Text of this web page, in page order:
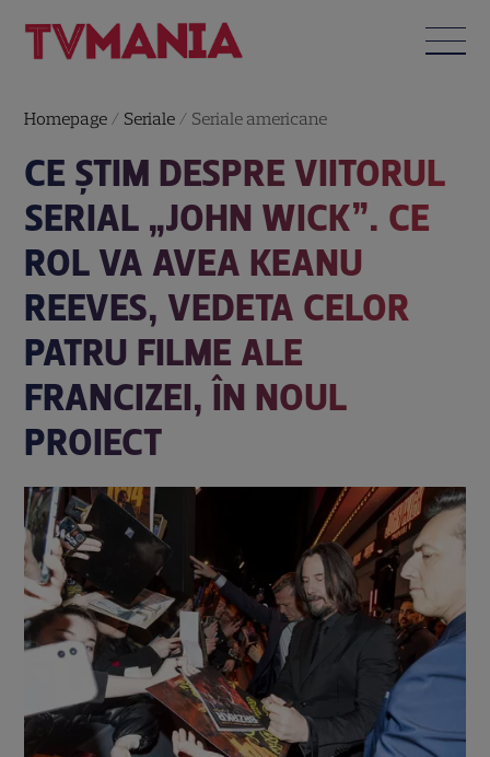
Homepage / Seriale / Seriale americane
CE ȘTIM DESPRE VIITORUL
SERIAL „JOHN WICK”. CE
ROL VA AVEA KEANU
REEVES, VEDETA CELOR
PATRU FILME ALE
FRANCIZEI, ÎN NOUL
PROIECT